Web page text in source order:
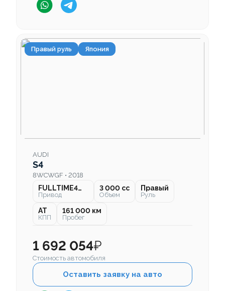
Правый руль Япония
AUDI
S4
8WCWGF • 2018
FULLTIME4WD
Привод
3 000 cc
Объем
Правый
Руль
AT
КПП
161 000 км
Пробег
1 692 054₽
Стоимость автомобиля
Оставить заявку на авто